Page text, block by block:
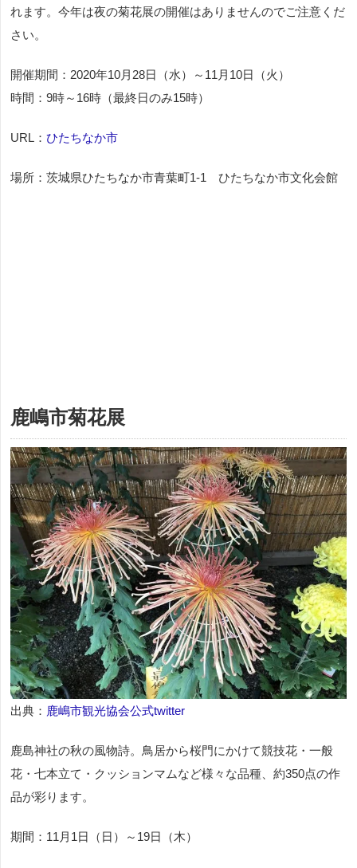
れます。今年は夜の菊花展の開催はありませんのでご注意くだ
さい。
開催期間：2020年10月28日（水）～11月10日（火）
時間：9時～16時（最終日のみ15時）
URL： ひたちなか市
場所：茨城県ひたちなか市青葉町1-1 ひたちなか市文化会館
鹿嶋市菊花展
出典： 鹿嶋市観光協会公式twitter
鹿島神社の秋の風物詩。鳥居から桜門にかけて競技花・一般
花・七本立て・クッションマムなど様々な品種、約350点の作
品が彩ります。
期間：11月1日（日）～19日（木）